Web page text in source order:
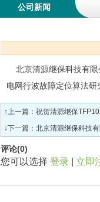
公司新闻
北京清源继保科技有限
电网行波故障定位算法
↑上一篇： 祝贺清源继保
↓下一篇： 北京清源继保科技
评论(0)
您可以选择 登录 立即